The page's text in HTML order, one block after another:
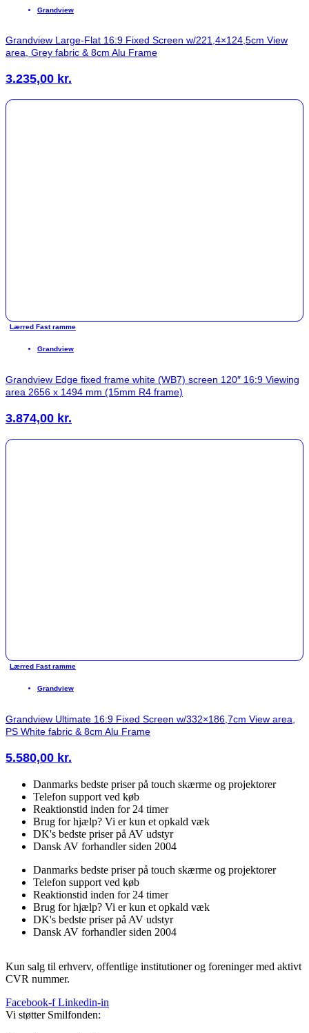
Grandview
Grandview Large-Flat 16:9 Fixed Screen w/221,4×124,5cm View
area, Grey fabric & 8cm Alu Frame
3.235,00 kr.
Lærred Fast ramme
Grandview
Grandview Edge fixed frame white (WB7) screen 120″ 16:9 Viewing
area 2656 x 1494 mm (15mm R4 frame)
3.874,00 kr.
Lærred Fast ramme
Grandview
Grandview Ultimate 16:9 Fixed Screen w/332×186,7cm View area,
PS White fabric & 8cm Alu Frame
5.580,00 kr.
Danmarks bedste priser på touch skærme og projektorer
Telefon support ved køb
Reaktionstid inden for 24 timer
Brug for hjælp? Vi er kun et opkald væk
DK's bedste priser på AV udstyr
Dansk AV forhandler siden 2004
Danmarks bedste priser på touch skærme og projektorer
Telefon support ved køb
Reaktionstid inden for 24 timer
Brug for hjælp? Vi er kun et opkald væk
DK's bedste priser på AV udstyr
Dansk AV forhandler siden 2004
Kun salg til erhverv, offentlige institutioner og foreninger med aktivt
CVR nummer.
Facebook-f Linkedin-in
Vi støtter Smilfonden: